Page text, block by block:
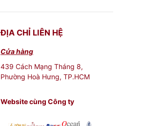
ĐỊA CHỈ LIÊN HỆ
Cửa hàng
439 Cách Mạng Tháng 8,
Phường Hoà Hưng, TP.HCM
Website cùng Công ty